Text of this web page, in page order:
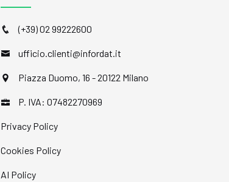
(+39) 02 99222600
ufficio.clienti@infordat.it
Piazza Duomo, 16 - 20122 Milano
P. IVA: 07482270969
Privacy Policy
Cookies Policy
AI Policy